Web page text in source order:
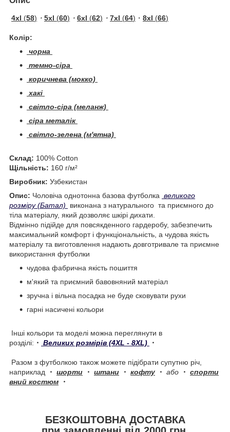
4xl (58) ・ 5xl (60) ・ 6xl (62) ・ 7xl (64) ・ 8xl (66)
Колір:
чорна
темно-сіра
коричнева (мокко)
хакі
світло-сіра (меланж)
сіра металік
світло-зелена (м'ятна)
Склад: 100% Cotton
Щільність: 160 г/м²
Виробник: Узбекистан
Опис: Чоловіча однотонна базова футболка великого
розміру (Батал)
виконана з натурального та приємного до
тіла матеріалу, який дозволяє шкірі дихати.
Відмінно підійде для повсякденного гардеробу, забезпечить
максимальний комфорт і функціональність, а чудова якість
матеріалу та виготовлення надають довготривале та приємне
використання футболки
чудова фабрична якість пошиття
м'який та приємний бавовняний матеріал
зручна і вільна посадка не буде сковувати рухи
гарні насичені кольори
Інші кольори та моделі можна переглянути в
розділі: ・ Великих розмірів (4XL - 8XL) ・
Разом з футболкою також можете підібрати супутню річ,
наприклад
・ шорти ・ штани ・ кофту ・ або ・ спорти
вний костюм
・
БЕЗКОШТОВНА ДОСТАВКА